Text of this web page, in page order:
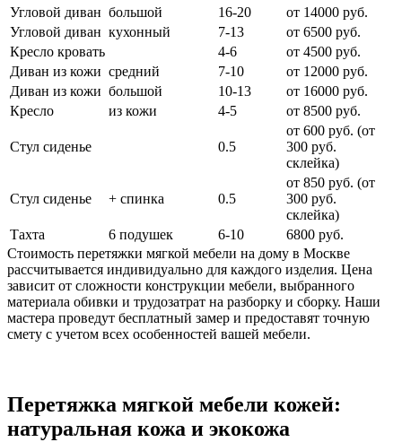
Угловой диван большой 16-20
от 14000 руб.
Угловой диван кухонный 7-13
от 6500 руб.
Кресло кровать
4-6
от 4500 руб.
Диван из кожи средний 7-10
от 12000 руб.
Диван из кожи большой 10-13
от 16000 руб.
Кресло
из кожи 4-5 от 8500 руб.
Стул сиденье 0.5
от 600 руб. (от
300 руб.
cклейка)
Стул сиденье + спинка 0.5
от 850 руб. (от
300 руб.
склейка)
Тахта
6 подушек 6-10
6800 руб.
Стоимость перетяжки мягкой мебели на дому в Москве
рассчитывается индивидуально для каждого изделия. Цена
зависит от сложности конструкции мебели, выбранного
материала обивки и трудозатрат на разборку и сборку. Наши
мастера проведут бесплатный замер и предоставят точную
смету с учетом всех особенностей вашей мебели.
Перетяжка мягкой мебели кожей:
натуральная кожа и экокожа